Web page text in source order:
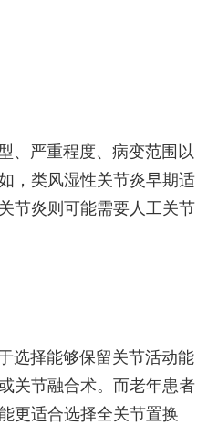
、严重程度、病变范围以
，类风湿性关节炎早期适
节炎则可能需要人工关节
选择能够保留关节活动能
关节融合术。而老年患者
更适合选择全关节置换